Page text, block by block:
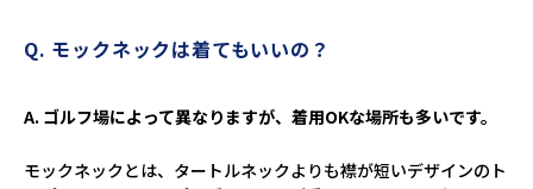
Q. モックネックは着てもいいの？
A. ゴルフ場によって異なりますが、着用OKな場所も多いです。
モックネックとは、タートルネックよりも襟が短いデザインのト